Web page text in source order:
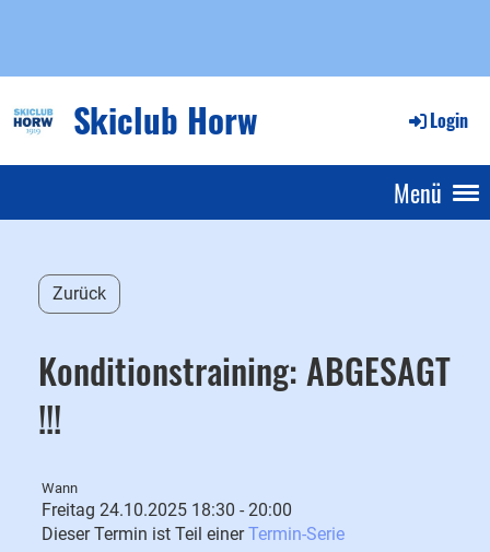
Skiclub Horw Login
Menü
Zurück
Konditionstraining: ABGESAGT
!!!
Wann
Freitag 24.10.2025 18:30 - 20:00
Dieser Termin ist Teil einerTermin-Serie